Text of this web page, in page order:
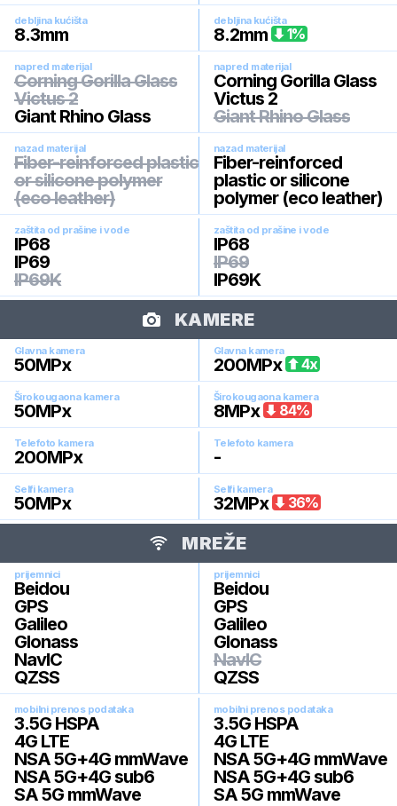
debljina kućišta
8.3mm
debljina kućišta
8.2mm 1%
napred materijal
Corning Gorilla Glass
Victus 2
Giant Rhino Glass
napred materijal
Corning Gorilla Glass
Victus 2
Giant Rhino Glass
nazad materijal
Fiber-reinforced plastic
or silicone polymer
(eco leather)
nazad materijal
Fiber-reinforced
plastic or silicone
polymer (eco leather)
zaštita od prašine i vode
IP68
IP69
IP69K
zaštita od prašine i vode
IP68
IP69
IP69K
KAMERE
Glavna kamera
50MPx
Glavna kamera
200MPx 4x
Širokougaona kamera
50MPx
Širokougaona kamera
8MPx 84%
Telefoto kamera
200MPx
Telefoto kamera
-
Selfi kamera
50MPx
Selfi kamera
32MPx 36%
MREŽE
prijemnici
Beidou
GPS
Galileo
Glonass
NavIC
QZSS
prijemnici
Beidou
GPS
Galileo
Glonass
NavIC
QZSS
mobilni prenos podataka
3.5G HSPA
4G LTE
NSA 5G+4G mmWave
NSA 5G+4G sub6
SA 5G mmWave
mobilni prenos podataka
3.5G HSPA
4G LTE
NSA 5G+4G mmWave
NSA 5G+4G sub6
SA 5G mmWave